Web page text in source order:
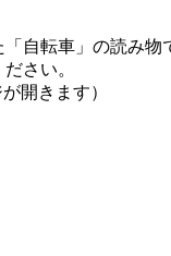
「自転車」の読み物
さい。
開きます）